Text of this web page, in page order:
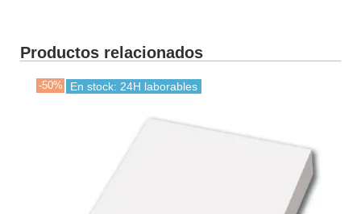
Productos relacionados
-50% En stock: 24H laborables